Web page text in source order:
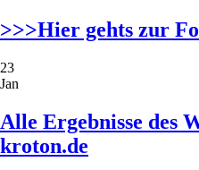
>>>Hier gehts zur
23
Jan
Alle Ergebnisse des
kroton.de